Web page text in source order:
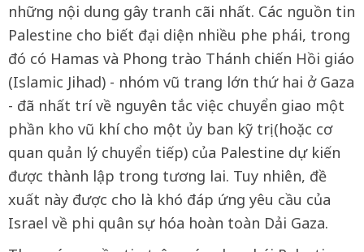
những nội dung gây tranh cãi nhất. Các nguồn tin
Palestine cho biết đại diện nhiều phe phái, trong
đó có Hamas và Phong trào Thánh chiến Hồi giáo
(Islamic Jihad) - nhóm vũ trang lớn thứ hai ở Gaza
- đã nhất trí về nguyên tắc việc chuyển giao một
phần kho vũ khí cho một ủy ban kỹ trị (hoặc cơ
quan quản lý chuyển tiếp) của Palestine dự kiến
được thành lập trong tương lai. Tuy nhiên, đề
xuất này được cho là khó đáp ứng yêu cầu của
Israel về phi quân sự hóa hoàn toàn Dải Gaza.